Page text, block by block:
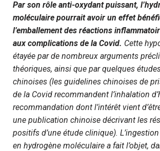
Par son rôle anti-oxydant puissant,
moléculaire pourrait avoir un effet
l’emballement des réactions
aux complications de la Covid. Cette
étayée par de nombreux arguments
théoriques, ainsi que par quelques
chinoises (les guidelines chinoises de
de la Covid recommandent l’inhalation
recommandation dont l’intérêt vient
une publication chinoise décrivant les
positifs d’une étude clinique). L’ingestion
en hydrogène moléculaire a fait l’objet,